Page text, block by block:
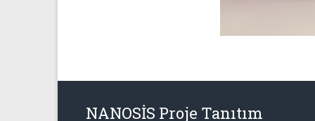
NANOSİS Proje Tanıtım